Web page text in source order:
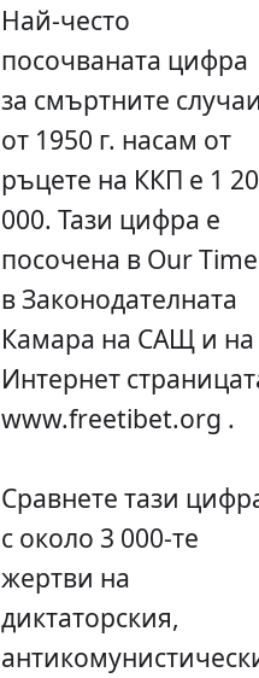
Най-често
посочваната цифра
за смъртните
от 1950 г. насам от
ръцете на ККП е 1
000. Тази цифра е
посочена в Our
в Законодателната
Камара на САЩ и на
Интернет
www.freetibet.org .
Сравнете тази
с около 3 000-те
жертви на
диктаторския,